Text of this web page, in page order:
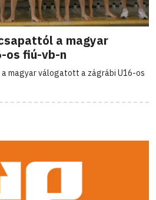
a magyar
os fiú-vb-n
magyar válogatott a zágrábi U16-os